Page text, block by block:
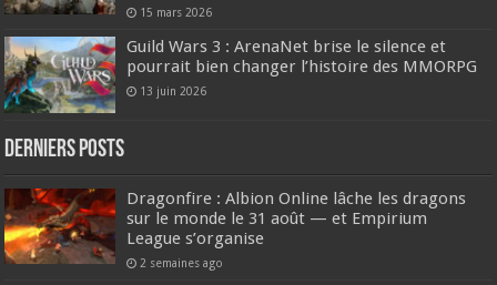
15 mars 2026
Guild Wars 3 : ArenaNet brise le silence et
pourrait bien changer l’histoire des MMORPG
13 juin 2026
DERNIERS Posts
Dragonfire : Albion Online lâche les dragons
sur le monde le 31 août — et Empirium
League s’organise
2 semaines ago